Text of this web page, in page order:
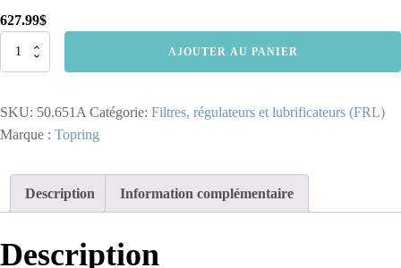
627.99$
quantité
Filtre
régulateur
125
AJOUTER AU PANIER
SKU: 50.651A Catégorie: Filtres, régulateurs et lubrificateurs (FRL)
Marque : Topring
Description Information complémentaire
Description